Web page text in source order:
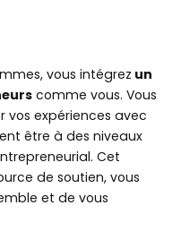
vous intégrez un
comme vous. Vous
vos expériences avec
être à des niveaux
Cet
de soutien, vous
et de vous